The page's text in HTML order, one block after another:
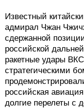
Известный
адмирал Чжан
сдержанной
российской
ракетные удары
стратегическими
российская
долгие перелеты с